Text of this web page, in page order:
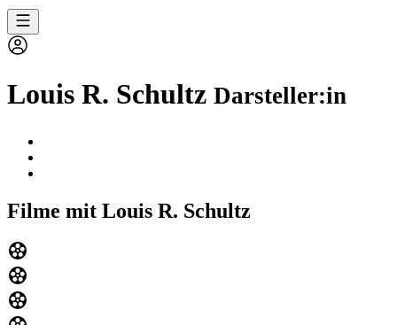
Louis R. Schultz Darsteller:in
Filme mit Louis R. Schultz